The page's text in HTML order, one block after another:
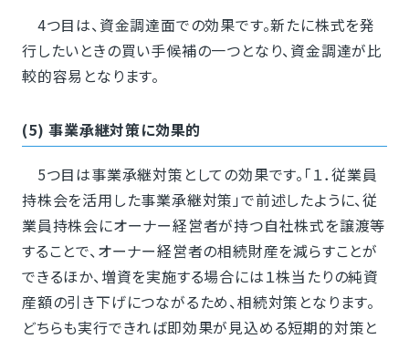
4つ目は、資金調達面での効果です。新たに株式を発
行したいときの買い手候補の一つとなり、資金調達が比
較的容易となります。
(5) 事業承継対策に効果的
5つ目は事業承継対策としての効果です。「１．従業員
持株会を活用した事業承継対策」で前述したように、従
業員持株会にオーナー経営者が持つ自社株式を譲渡等
することで、オーナー経営者の相続財産を減らすことが
できるほか、増資を実施する場合には１株当たりの純資
産額の引き下げにつながるため、相続対策となります。
どちらも実行できれば即効果が見込める短期的対策と